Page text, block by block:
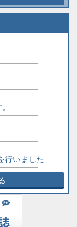
行いました